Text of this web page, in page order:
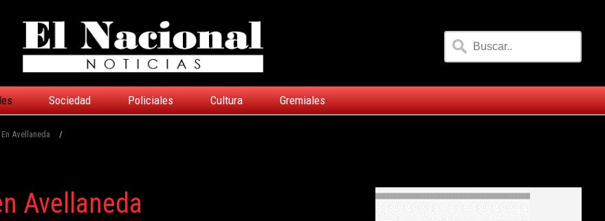
Sociedad Policiales Cultura Gremiales
Avellaneda /
Avellaneda